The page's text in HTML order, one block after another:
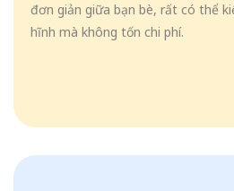
đơn giản giữa bạn bè, rất có thể
hĩnh mà không tốn chi phí.